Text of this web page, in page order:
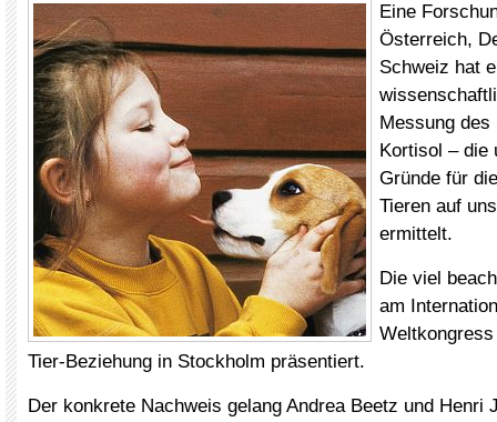
Eine
Österreich,
Schweiz hat
Messung
Kortisol – die
Gründe für
Tieren auf
ermittelt.
Die viel
am
Tier-Beziehung in Stockholm präsentiert.
Der konkrete Nachweis gelang Andrea Beetz und Henri